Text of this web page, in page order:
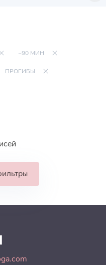
~90 МИН
ПРОГИБЫ